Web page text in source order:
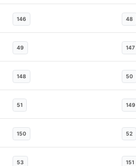
146 48
49 147
148 50
51 149
150 52
53 151